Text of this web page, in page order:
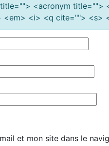
<acronym title="">
<em> <i> <q cite=""> <s>
et mon site dans le